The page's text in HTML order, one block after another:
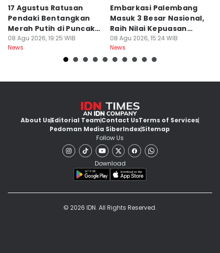
17 Agustus Ratusan
Pendaki Bentangkan
Merah Putih di Puncak
Dempo
08 Agu 2026, 19:25 WIB
News
Embarkasi Palembang
Masuk 3 Besar Nasional,
Raih Nilai Kepuasan
86,65
08 Agu 2026, 15:24 WIB
News
About UsEditorial TeamContact UsTerms of Services
Pedoman Media SiberIndexSitemap
Follow Us
Download
© 2026 IDN. All Rights Reserved.